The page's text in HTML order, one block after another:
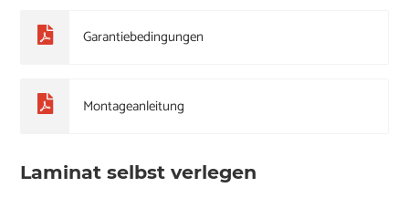
Garantiebedingungen
Montageanleitung
Laminat selbst verlegen